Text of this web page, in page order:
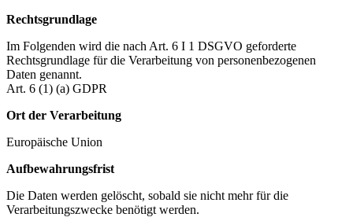
Rechtsgrundlage
Im Folgenden wird die nach Art. 6 I 1 DSGVO geforderte
Rechtsgrundlage für die Verarbeitung von personenbezogenen
Daten genannt.
Art. 6 (1) (a) GDPR
Ort der Verarbeitung
Europäische Union
Aufbewahrungsfrist
Die Daten werden gelöscht, sobald sie nicht mehr für die
Verarbeitungszwecke benötigt werden.